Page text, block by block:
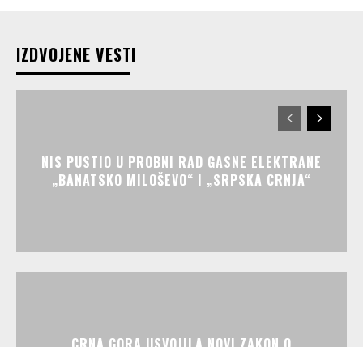
IZDVOJENE VESTI
NIS PUSTIO U PROBNI RAD GASNE ELEKTRANE
„BANATSKO MILOŠEVO“ I „SRPSKA CRNJA“